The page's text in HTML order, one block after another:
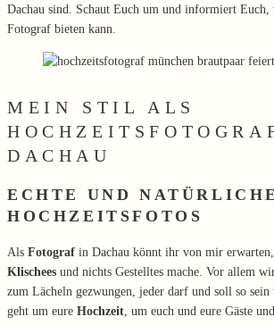
Dachau sind. Schaut Euch um und informiert Euch,
Fotograf bieten kann.
MEIN STIL ALS
DACHAU
ECHTE UND NATÜRLICHE
HOCHZEITSFOTOS
Als Fotograf in Dachau könnt ihr von mir erwarten,
Klischees und nichts Gestelltes mache. Vor allem
zum Lächeln gezwungen, jeder darf und soll so
geht um eure Hochzeit , um euch und eure Gäste